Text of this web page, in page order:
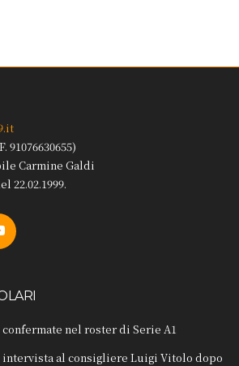
91076630655)
Carmine Galdi
22.02.1999.
confermate nel roster di Serie A1
al consigliere Luigi Vitolo dopo